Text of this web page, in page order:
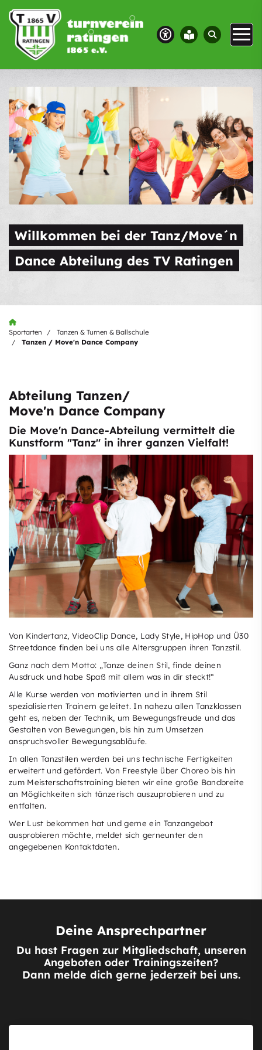
Willkommen bei der Tanz/Move´n
Dance Abteilung des TV Ratingen
Sportarten
Tanzen & Turnen & Ballschule
Tanzen / Move'n Dance Company
Abteilung Tanzen/
Move'n Dance Company
Die Move'n Dance-Abteilung vermittelt die
Kunstform "Tanz" in ihrer ganzen Vielfalt!
Von Kindertanz, VideoClip Dance, Lady Style, HipHop und Ü30
Streetdance finden bei uns alle Altersgruppen ihren Tanzstil.
Ganz nach dem Motto: „Tanze deinen Stil, finde deinen
Ausdruck und habe Spaß mit allem was in dir steckt!“
Alle Kurse werden von motivierten und in ihrem Stil
spezialisierten Trainern geleitet. In nahezu allen Tanzklassen
geht es, neben der Technik, um Bewegungsfreude und das
Gestalten von Bewegungen, bis hin zum Umsetzen
anspruchsvoller Bewegungsabläufe.
In allen Tanzstilen werden bei uns technische Fertigkeiten
erweitert und gefördert. Von Freestyle über Choreo bis hin
zum Meisterschaftstraining bieten wir eine große Bandbreite
an Möglichkeiten sich tänzerisch auszuprobieren und zu
entfalten.
Wer Lust bekommen hat und gerne ein Tanzangebot
ausprobieren möchte, meldet sich gerneunter den
angegebenen Kontaktdaten.
Deine Ansprechpartner
Du hast Fragen zur Mitgliedschaft, unseren
Angeboten oder Trainingszeiten?
Dann melde dich gerne jederzeit bei uns.